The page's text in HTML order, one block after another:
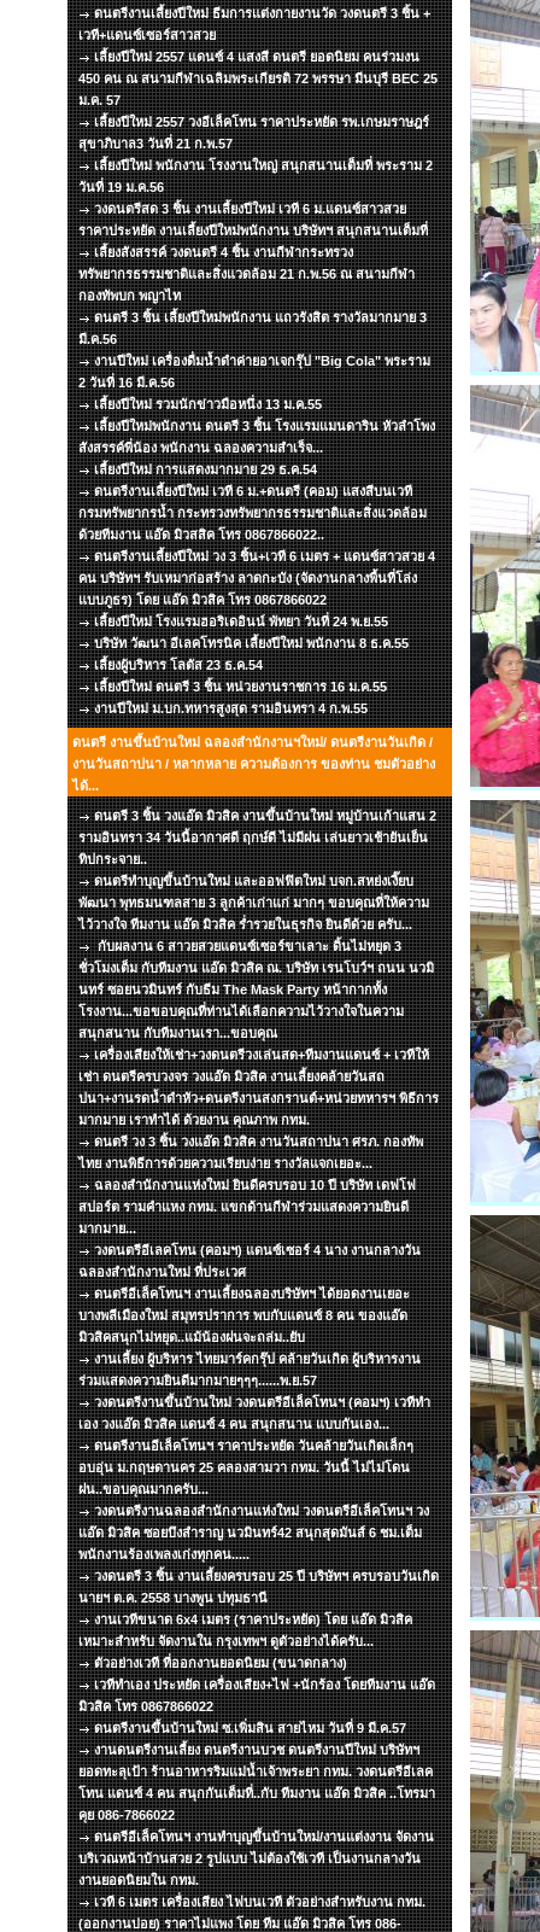
ดนตรีงานเลี้ยงปีใหม่ ธีมการแต่งกายงานวัด วงดนตรี 3 ชิ้น +
เวที+แดนซ์เซอร์สาวสวย
เลี้ยงปีใหม่ 2557 แดนซ์ 4 แสงสี ดนตรี ยอดนิยม คนร่วมงน
450 คน ณ สนามกีฬาเฉลิมพระเกียรติ 72 พรรษา มีนบุรี BEC 25
ม.ค. 57
เลี้ยงปีใหม่ 2557 วงอีเล็คโทน ราคาประหยัด รพ.เกษมราษฎร์
สุขาภิบาล3 วันที่ 21 ก.พ.57
เลี้ยงปีใหม่ พนักงาน โรงงานใหญ่ สนุกสนานเต็มที่ พระราม 2
วันที่ 19 ม.ค.56
วงดนตรีสด 3 ชิ้น งานเลี้ยงปีใหม่ เวที 6 ม.แดนซ์สาวสวย
ราคาประหยัด งานเลี้ยงปีใหม่พนักงาน บริษัทฯ สนุกสนานเต็มที่
เลี้ยงสังสรรค์ วงดนตรี 4 ชิ้น งานกีฬากระทรวง
ทรัพยากรธรรมชาติและสิ่งแวดล้อม 21 ก.พ.56 ณ สนามกีฬา
กองทัพบก พญาไท
ดนตรี 3 ชิ้น เลี้ยงปีใหม่พนักงาน แถวรังสิต รางวัลมากมาย 3
มี.ค.56
งานปีใหม่ เครื่องดื่มน้ำดำค่ายอาเจกรุ๊ป "Big Cola" พระราม
2 วันที่ 16 มี.ค.56
เลี้ยงปีใหม่ รวมนักข่าวมือหนึ่ง 13 ม.ค.55
เลี้ยงปีใหม่พนักงาน ดนตรี 3 ชิ้น โรงแรมแมนดาริน หัวลำโพง
สังสรรค์พี่น้อง พนักงาน ฉลองความสำเร็จ...
เลี้ยงปีใหม่ การแสดงมากมาย 29 ธ.ค.54
ดนตรีงานเลี้ยงปีใหม่ เวที 6 ม.+ดนตรี (คอม) แสงสีบนเวที
กรมทรัพยากรน้ำ กระทรวงทรัพยากรธรรมชาติและสิ่งแวดล้อม
ด้วยทีมงาน แอ๊ด มิวสสิค โทร 0867866022..
ดนตรีงานเลี้ยงปีใหม่ วง 3 ชิ้น+เวที 6 เมตร + แดนซ์สาวสวย 4
คน บริษัทฯ รับเหมาก่อสร้าง ลาดกะบัง (จัดงานกลางพื้นที่โล่ง
แบบภูธร) โดย แอ๊ด มิวสิค โทร 0867866022
เลี้ยงปีใหม่ โรงแรมฮอริเดอินน์ พัทยา วันที่ 24 พ.ย.55
บริษัท วัฒนา อีเลคโทรนิค เลี้ยงปีใหม่ พนักงาน 8 ธ.ค.55
เลี้ยงผู้บริหาร โลตัส 23 ธ.ค.54
เลี้ยงปีใหม่ ดนตรี 3 ชิ้น หน่วยงานราชการ 16 ม.ค.55
งานปีใหม่ ม.บก.ทหารสูงสุด รามอินทรา 4 ก.พ.55
ดนตรี งานขึ้นบ้านใหม่ ฉลองสำนักงานฯใหม่/ ดนตรีงานวันเกิด /
งานวันสถาปนา / หลากหลาย ความต้องการ ของท่าน ชมตัวอย่าง
ได้...
ดนตรี 3 ชิ้น วงแอ๊ด มิวสิค งานขึ้นบ้านใหม่ หมู่บ้านเก้าแสน 2
รามอินทรา 34 วันนี้อากาศดี ฤกษ์ดี ไม่มีฝน เล่นยาวเช้ายันเย็น
ทิปกระจาย..
ดนตรีทำบุญขึ้นบ้านใหม่ และออฟฟิตใหม่ บจก.สหย่งเงี๊ยบ
พัฒนา พุทธมนฑลสาย 3 ลูกค้าเก่าแก่ มากๆ ขอบคุณที่ให้ความ
ไว้วางใจ ทีมงาน แอ๊ด มิวสิค ร่ำรวยในธุรกิจ ยินดีด้วย ครับ...
กับผลงาน 6 สาวยสวยแดนซ์เซอร์ขาเลาะ ดิ้นไม่หยุด 3
ชั่วโมงเต็ม กับทีมงาน แอ๊ด มิวสิค ณ. บริษัท เรนโบว์ฯ ถนน นวมิ
นทร์ ซอยนวมินทร์ กับธีม The Mask Party หน้ากากทั้ง
โรงงาน...ขอขอบคุณที่ท่านได้เลือกความไว้วางใจในความ
สนุกสนาน กับทีมงานเรา...ขอบคุณ
เครื่องเสียงให้เช่า+วงดนตรีวงเล่นสด+ทีมงานแดนซ์ + เวทีให้
เช่า ดนตรีครบวงจร วงแอ๊ด มิวสิค งานเลี้ยงคล้ายวันสถ
ปนา+งานรดน้ำดำหัว+ดนตรีงานสงกรานต์+หน่วยทหารฯ พิธีการ
มากมาย เราทำได้ ด้วยงาน คุณภาพ กทม.
ดนตรี วง 3 ชิ้น วงแอ๊ด มิวสิค งานวันสถาปนา ศรภ. กองทัพ
ไทย งานพิธีการด้วยความเรียบง่าย รางวัลแจกเยอะ...
ฉลองสำนักงานแห่งใหม่ ยินดีครบรอบ 10 ปี บริษัท เดฟโฟ
สปอร์ต รามคำแหง กทม. แขกด้านกีฬาร่วมแสดงความยินดี
มากมาย...
วงดนตรีอีเลคโทน (คอมฯ) แดนซ์เซอร์ 4 นาง งานกลางวัน
ฉลองสำนักงานใหม่ ที่ประเวศ
ดนตรีอีเล็คโทนฯ งานเลี้ยงฉลองบริษัทฯ ได้ยอดงานเยอะ
บางพลีเมืองใหม่ สมุทรปราการ พบกับแดนซ์ 8 คน ของแอ๊ด
มิวสิคสนุกไม่หยุด..แม้น้องฝนจะถล่ม..ยับ
งานเลี้ยง ผู้บริหาร ไทยมาร์คกรุ๊ป คล้ายวันเกิด ผู้บริหารงาน
ร่วมแสดงความยินดีมากมายๆๆๆ......พ.ย.57
วงดนตรีงานขึ้นบ้านใหม่ วงดนตรีอีเล็คโทนฯ (คอมฯ) เวทีทำ
เอง วงแอ๊ด มิวสิค แดนซ์ 4 คน สนุกสนาน แบบกันเอง...
ดนตรีงานอีเล็คโทนฯ ราคาประหยัด วันคล้ายวันเกิดเล็กๆ
อบอุ่น ม.กฤษดานคร 25 คลองสามวา กทม. วันนี้ ไม่ไม่โดน
ฝน..ขอบคุณมากครับ...
วงดนตรีงานฉลองสำนักงานแห่งใหม่ วงดนตรีอีเล็คโทนฯ วง
แอ๊ด มิวสิค ซอยบึงสำราญ นวมินทร์42 สนุกสุดมันส์ 6 ชม.เต็ม
พนักงานร้องเพลงเก่งทุกคน.....
วงดนตรี 3 ชิ้น งานเลี้ยงครบรอบ 25 ปี บริษัทฯ ครบรอบวันเกิด
นายฯ ต.ค. 2558 บางพูน ปทุมธานี
งานเวทีขนาด 6x4 เมตร (ราคาประหยัด) โดย แอ๊ด มิวสิค
เหมาะสำหรับ จัดงานใน กรุงเทพฯ ดูตัวอย่างได้ครับ...
ตัวอย่างเวที ที่ออกงานยอดนิยม (ขนาดกลาง)
เวทีทำเอง ประหยัด เครื่องเสียง+ไฟ +นักร้อง โดยทีมงาน แอ๊ด
มิวสิค โทร 0867866022
ดนตรีงานขึ้นบ้านใหม่ ซ.เพิ่มสิน สายไหม วันที่ 9 มี.ค.57
งานดนตรีงานเลี้ยง ดนตรีงานบวช ดนตรีงานปีใหม่ บริษัทฯ
ยอดทะลุเป้า ร้านอาหารริมแม่น้ำเจ้าพระยา กทม. วงดนตรีอีเลค
โทน แดนซ์ 4 คน สนุกกันเต็มที่..กับ ทีมงาน แอ๊ด มิวสิค ..โทรมา
คุย 086-7866022
ดนตรีอีเล็คโทนฯ งานทำบุญขึ้นบ้านใหม่/งานแต่งงาน จัดงาน
บริเวณหน้าบ้านสวย 2 รูปแบบ ไม่ต้องใช้เวที เป็นงานกลางวัน
งานยอดนิยมใน กทม.
เวที 6 เมตร เครื่องเสียง ไฟบนเวที ตัวอย่างสำหรับงาน กทม.
(ออกงานบ่อย) ราคาไม่แพง โดย ทีม แอ๊ด มิวสิค โทร 086-